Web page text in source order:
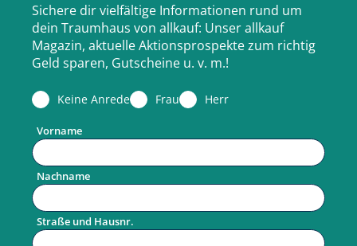
Sichere dir vielfältige Informationen rund um
dein Traumhaus von allkauf: Unser allkauf
Magazin, aktuelle Aktionsprospekte zum richtig
Geld sparen, Gutscheine u. v. m.!
Keine Anrede Frau Herr
Vorname
Nachname
Straße und Hausnr.